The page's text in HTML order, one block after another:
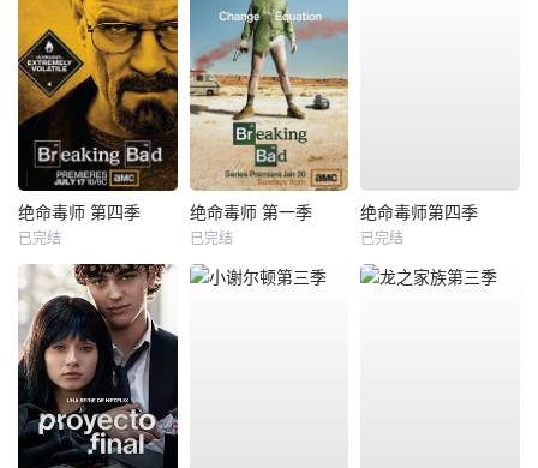
绝命毒师 第四季
已完结
绝命毒师 第一季
已完结
绝命毒师第四季
已完结